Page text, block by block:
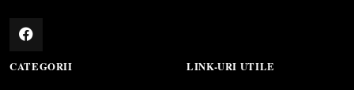
CATEGORII LINK-URI UTILE